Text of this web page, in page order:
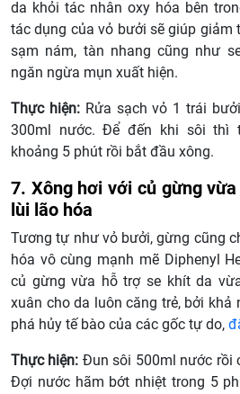
da khỏi tác nhân oxy hóa bên
tác dụng của vỏ bưởi sẽ giúp giảm
sạm nám, tàn nhang cũng như
ngăn ngừa mụn xuất hiện.
Thực hiện:Rửa sạch vỏ 1 trái
300ml nước. Để đến khi sôi thì
khoảng 5 phút rồi bắt đầu xông.
7. Xông hơi với củ gừng
lùi lão hóa
Tương tự như vỏ bưởi, gừng cũng
hóa vô cùng mạnh mẽ Diphenyl
củ gừng vừa hỗ trợ se khít da
xuân cho da luôn căng trẻ, bởi khả
phá hủy tế bào của các gốc tự do,
Thực hiện: Đun sôi 500ml nước rồi
Đợi nước hãm bớt nhiệt trong 5